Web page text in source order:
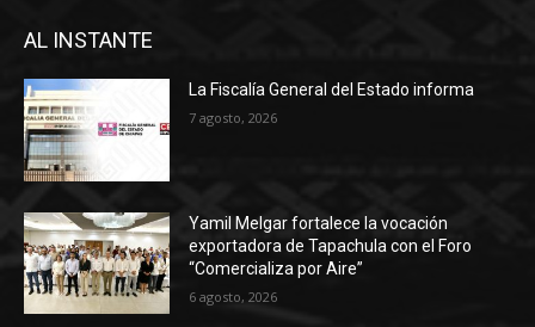
AL INSTANTE
La Fiscalía General del Estado informa
7 agosto, 2026
Yamil Melgar fortalece la vocación
exportadora de Tapachula con el Foro
“Comercializa por Aire”
6 agosto, 2026